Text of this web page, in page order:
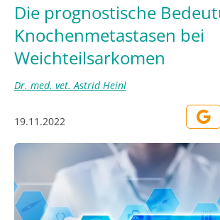
Die prognostische
Knochenmetastasen bei
Weichteilsarkomen
Dr. med. vet. Astrid Heinl
19.11.2022